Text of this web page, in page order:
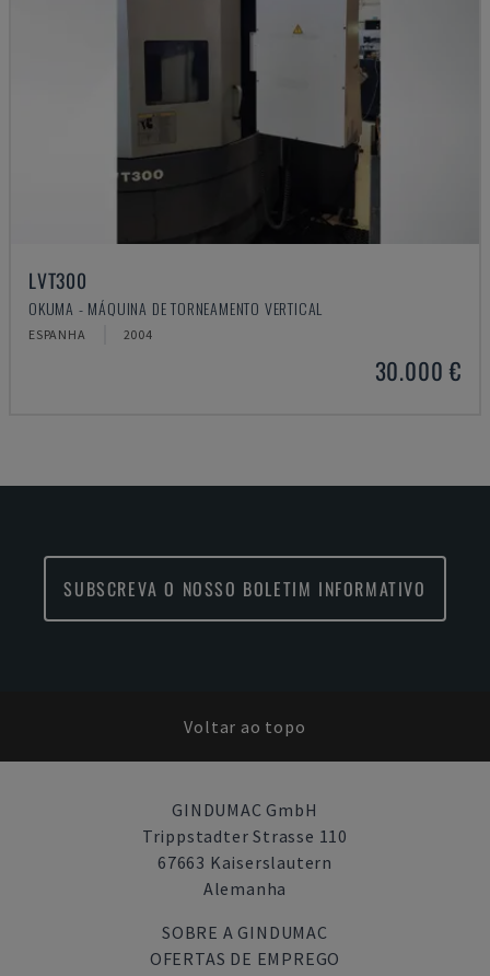
LVT300
OKUMA - MÁQUINA DE TORNEAMENTO VERTICAL
ESPANHA 2004
30.000 €
SUBSCREVA O NOSSO BOLETIM INFORMATIVO
Voltar ao topo
GINDUMAC GmbH
Trippstadter Strasse 110
67663 Kaiserslautern
Alemanha
SOBRE A GINDUMAC
OFERTAS DE EMPREGO